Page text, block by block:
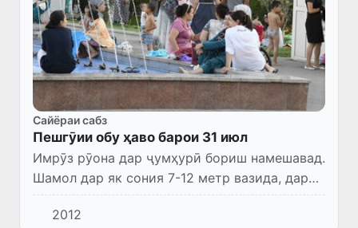
Сайёраи сабз
Пешгӯии обу ҳаво барои 31 июл
Имрӯз рӯона дар ҷумҳурӣ бориш намешавад.
Шамол дар як сония 7-12 метр вазида, дар
баъзе ҷойҳо то 13-18 метр шиддат гирифта,
дар баъзе ноҳияҳо тӯфони ғуборолуд падид
2012